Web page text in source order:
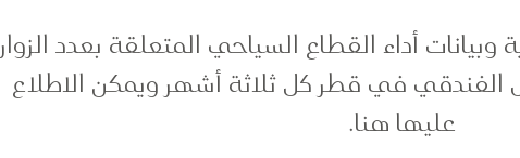
أداء القطاع السياحي المتعلقة بعدد الزوار
الفندقي في قطر كل ثلاثة أشهر ويمكن الاطلاع
عليها هنا.